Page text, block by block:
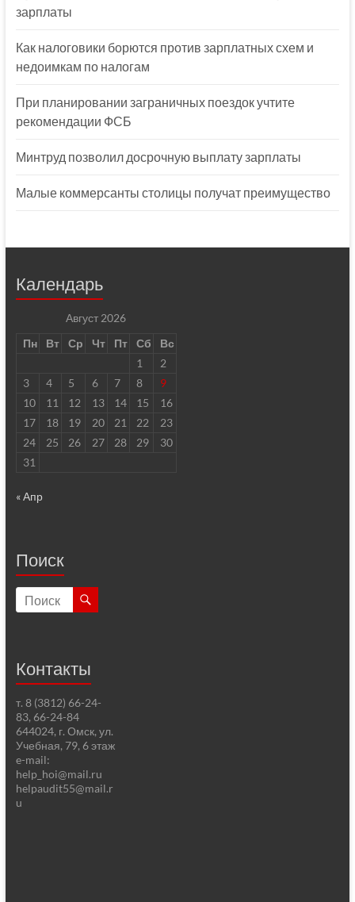
зарплаты
Как налоговики борются против зарплатных схем и
недоимкам по налогам
При планировании заграничных поездок учтите
рекомендации ФСБ
Минтруд позволил досрочную выплату зарплаты
Малые коммерсанты столицы получат преимущество
Календарь
Август 2026
Пн
Вт Ср Чт Пт Сб
Вс
1
2
3
4 5 6 7 8
9
10
11 12 13 14 15
16
17
18 19 20 21 22
23
24
25 26 27 28 29
30
31
« Апр
Поиск
Контакты
т. 8 (3812) 66-24-
83, 66-24-84
644024, г. Омск, ул.
Учебная, 79, 6 этаж
e-mail:
help_hoi@mail.ru
helpaudit55@mail.r
u